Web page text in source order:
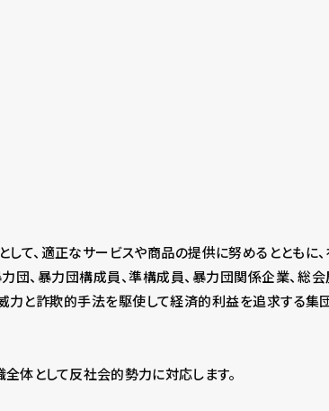
て、適正なサービスや商品の提供に努めるとともに
団、暴力団構成員、準構成員、暴力団関係企業、総
力と詐欺的手法を駆使して経済的利益を追求する集
体として反社会的勢力に対応します。